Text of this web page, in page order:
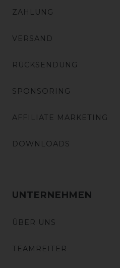
ZAHLUNG
VERSAND
RÜCKSENDUNG
SPONSORING
AFFILIATE MARKETING
DOWNLOADS
UNTERNEHMEN
ÜBER UNS
TEAMREITER